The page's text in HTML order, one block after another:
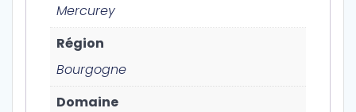
Mercurey
Région
Bourgogne
Domaine